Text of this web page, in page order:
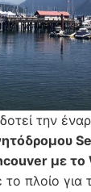
την
με το
πλοίο για